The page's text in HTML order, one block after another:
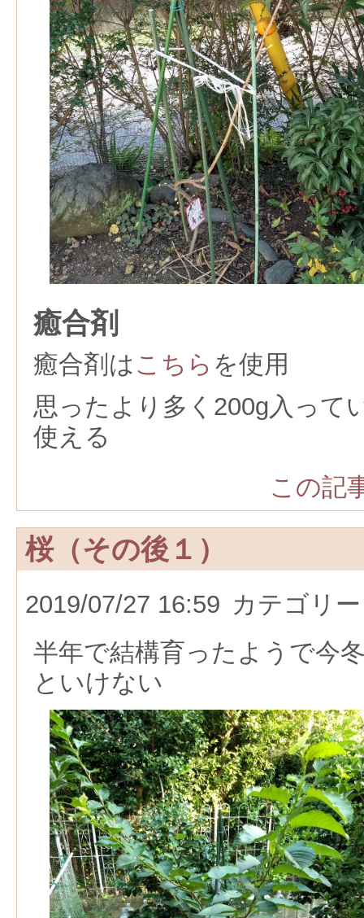
癒合剤
癒合剤はこちら を使用
思ったより多く200g入って
使える
この記
桜（その後１）
2019/07/27 16:59 カテゴリ
半年で結構育ったようで今
といけない